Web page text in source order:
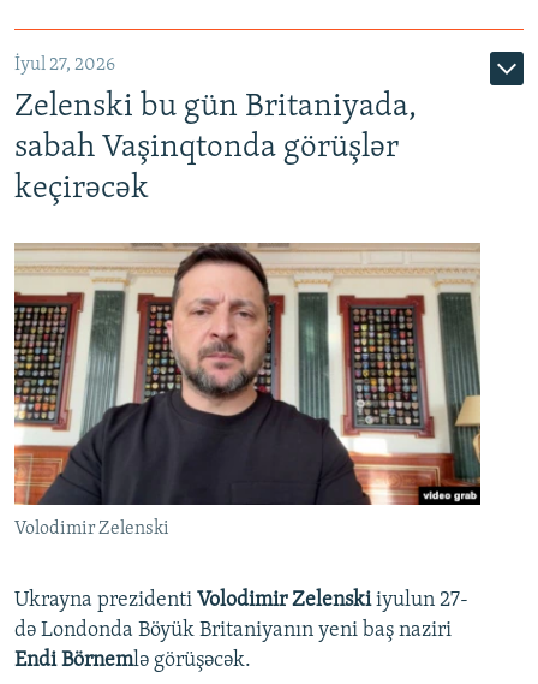
İyul 27, 2026
Zelenski bu gün Britaniyada,
sabah Vaşinqtonda görüşlər
keçirəcək
Volodimir Zelenski
Ukrayna prezidenti Volodimir Zelenskiiyulun 27-
də Londonda Böyük Britaniyanın yeni baş naziri
Endi Börnemlə görüşəcək.